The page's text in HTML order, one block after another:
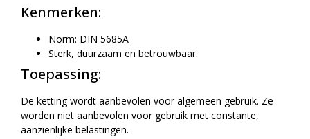
Kenmerken:
Norm: DIN 5685A
Sterk, duurzaam en betrouwbaar.
Toepassing:
De ketting wordt aanbevolen voor algemeen gebruik. Ze
worden niet aanbevolen voor gebruik met constante,
aanzienlijke belastingen.